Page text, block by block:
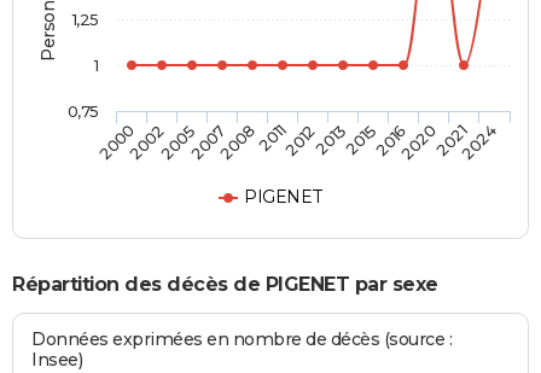
PIGENET
2000200220052007200820112012201320152016202020212024
0,75
1
1,25
Répartition des décès de PIGENET par sexe
Données exprimées en nombre de décès (source :
Insee)